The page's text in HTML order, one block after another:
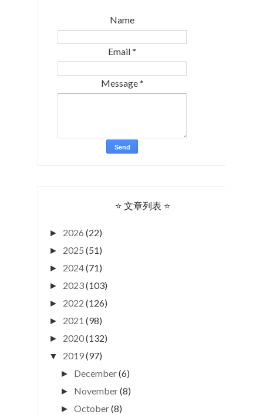
Name
Email *
Message *
⭐ 文章列表 ⭐
► 2026 (22)
► 2025 (51)
► 2024(71)
► 2023(103)
► 2022 (126)
► 2021 (98)
► 2020(132)
▼ 2019(97)
► December(6)
► November(8)
►October(8)